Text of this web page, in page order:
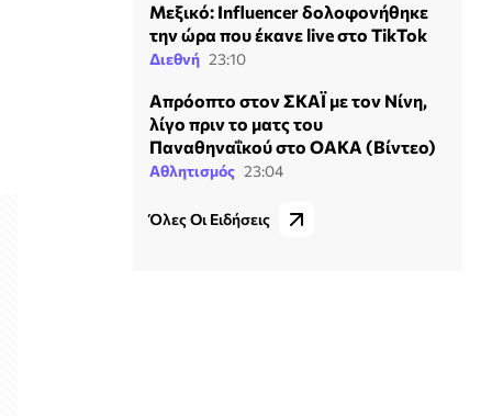
Μεξικό: Influencer δολοφονήθηκε
την ώρα που έκανε live στο TikTok
Διεθνή 23:10
Απρόοπτο στον ΣΚΑΪ με τον Νίνη,
λίγο πριν το ματς του
Παναθηναΐκού στο ΟΑΚΑ (Βίντεο)
Αθλητισμός 23:04
Όλες Οι Ειδήσεις